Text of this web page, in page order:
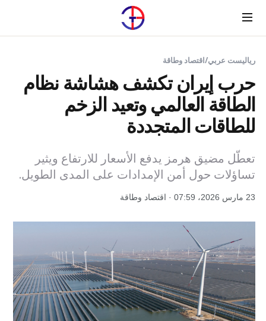
Menu
رياليست عربي/اقتصاد وطاقة
حرب إيران تكشف هشاشة نظام
الطاقة العالمي وتعيد الزخم
للطاقات المتجددة
تعطّل مضيق هرمز يدفع الأسعار للارتفاع ويثير
تساؤلات حول أمن الإمدادات على المدى الطويل.
23 مارس 2026، 07:59 · اقتصاد وطاقة